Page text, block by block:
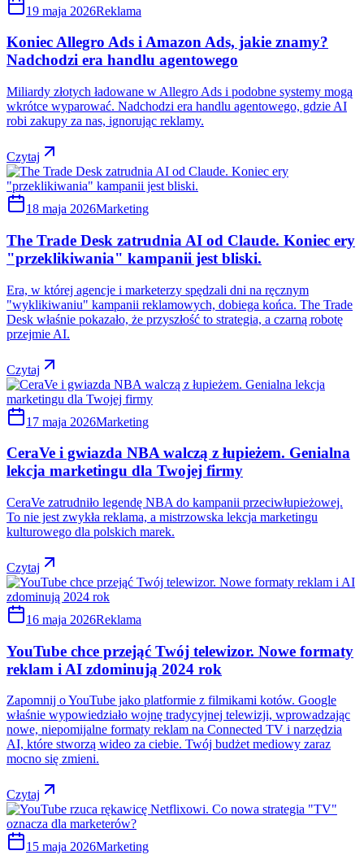
19 maja 2026Reklama
Koniec Allegro Ads i Amazon Ads, jakie znamy?
Nadchodzi era handlu agentowego
Miliardy złotych ładowane w Allegro Ads i podobne systemy mogą
wkrótce wyparować. Nadchodzi era handlu agentowego, gdzie AI
robi zakupy za nas, ignorując reklamy.
Czytaj
18 maja 2026Marketing
The Trade Desk zatrudnia AI od Claude. Koniec ery
"przeklikiwania" kampanii jest bliski.
Era, w której agencje i marketerzy spędzali dni na ręcznym
"wyklikiwaniu" kampanii reklamowych, dobiega końca. The Trade
Desk właśnie pokazało, że przyszłość to strategia, a czarną robotę
przejmie AI.
Czytaj
17 maja 2026Marketing
CeraVe i gwiazda NBA walczą z łupieżem. Genialna
lekcja marketingu dla Twojej firmy
CeraVe zatrudniło legendę NBA do kampanii przeciwłupieżowej.
To nie jest zwykła reklama, a mistrzowska lekcja marketingu
kulturowego dla polskich marek.
Czytaj
16 maja 2026Reklama
YouTube chce przejąć Twój telewizor. Nowe formaty
reklam i AI zdominują 2024 rok
Zapomnij o YouTube jako platformie z filmikami kotów. Google
właśnie wypowiedziało wojnę tradycyjnej telewizji, wprowadzając
nowe, niepomijalne formaty reklam na Connected TV i narzędzia
AI, które stworzą wideo za ciebie. Twój budżet mediowy zaraz
mocno się zmieni.
Czytaj
15 maja 2026Marketing